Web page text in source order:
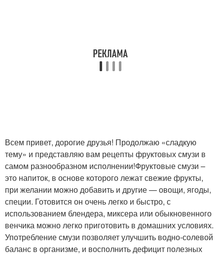
Всем привет, дорогие друзья! Продолжаю «сладкую
тему» и представляю вам рецепты фруктовых смузи в
самом разнообразном исполнении!Фруктовые смузи –
это напиток, в основе которого лежат свежие фрукты,
при желании можно добавить и другие — овощи, ягоды,
специи. Готовится он очень легко и быстро, с
использованием блендера, миксера или обыкновенного
венчика можно легко приготовить в домашних условиях.
Употребление смузи позволяет улучшить водно-солевой
баланс в организме, и восполнить дефицит полезных